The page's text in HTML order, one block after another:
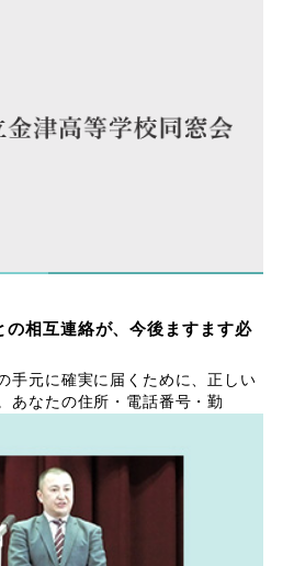
手元に確実に届くために、正しい
あなたの住所・電話番号・勤